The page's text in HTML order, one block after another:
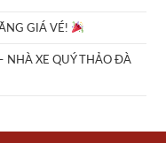
GIÁ VÉ!
XE QUÝ THẢO ĐÀ